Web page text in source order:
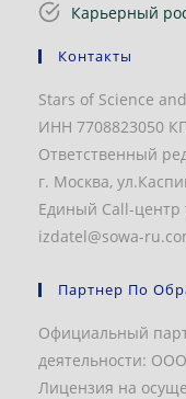
Карьерный
Контакты
Stars of Science
ИНН 7708823050
Ответственный
г. Москва,
Единый Call-центр
izdatel@sowa-
Партнер По
Официальный
деятельности:
Лицензия на